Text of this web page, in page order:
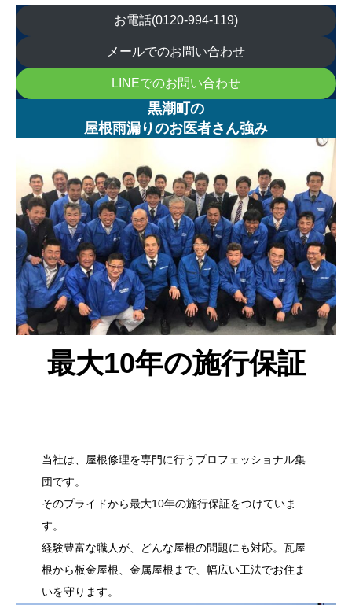
お電話(0120-994-119)
メールでのお問い合わせ
LINEでのお問い合わせ
黒潮町の
屋根雨漏りのお医者さん強み
最大10年の施行保証
当社は、屋根修理を専門に行うプロフェッショナル集
団です。
そのプライドから最大10年の施行保証をつけていま
す。
経験豊富な職人が、どんな屋根の問題にも対応。瓦屋
根から板金屋根、金属屋根まで、幅広い工法でお住ま
いを守ります。